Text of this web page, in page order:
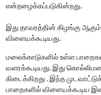
என்றழைக்கப்படுகின்றது.
இது தாவரத்தின் கிழங்கு
விளையக்கூடியது.
மலைக்காடுகளில் உள்ள
வளரக்கூடியது. இது
கிடைக்கிறது . இந்த
பாறைகளில் விளையக்கூடிய